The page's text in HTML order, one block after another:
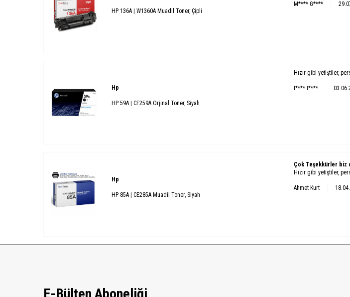
HP 136A | W1360A Muadil Toner, Çipli
M**** G****
Hp
HP 59A | CF259A Orjinal Toner, Siyah
Hızır gibi yetiştiler,
t**** t****
Hp
HP 85A | CE285A Muadil Toner, Siyah
Çok Teşekkürler biz
Hızır gibi yetiştiler,
Ahmet Kurt
E-Bülten Aboneliği